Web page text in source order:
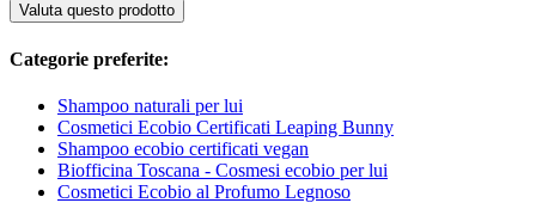
Valuta questo prodotto
Categorie preferite:
Shampoo naturali per lui
Cosmetici Ecobio Certificati Leaping Bunny
Shampoo ecobio certificati vegan
Biofficina Toscana - Cosmesi ecobio per lui
Cosmetici Ecobio al Profumo Legnoso